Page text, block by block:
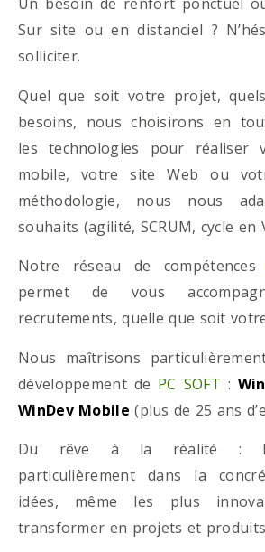
Sur site ou en distanciel ?
solliciter.
Quel que soit votre projet,
besoins, nous choisirons en
les technologies pour réaliser
mobile, votre site Web ou
méthodologie, nous nous
souhaits (agilité, SCRUM, cycle en
Notre réseau de compétences
permet de vous
recrutements, quelle que soit
Nous maîtrisons
développement de PC SOFT :
WinDev Mobile (plus de 25 ans
Du rêve à la réalité :
particulièrement dans la
idées, même les plus
transformer en projets et